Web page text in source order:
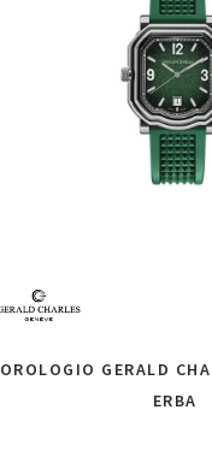
OROLOGIO GERALD
ERBA